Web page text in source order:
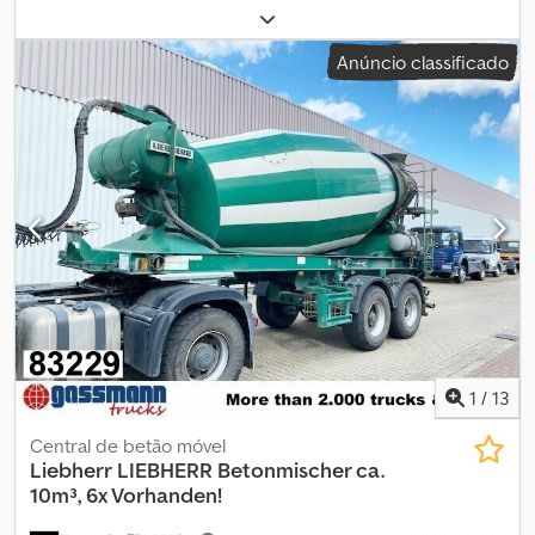
25 400 kg, tamanho do pneu:
425/65R22,5, primeira matrícula:03/2016, suspensão:ar, cabina
, Equipamento:
, Localização do veículo:
Bovenden, 2 eixos, eixos BPW, suspensão pneumática, primeiro
eixo elevável, ABS (sistema antibloqueio de travões), proteção
lateral, suportes. Superestrutura: Betoneira Liebherr tipo HTM
1004, aprox. 10m³, 2x eixos BPW de 10t! Hidráulica compatível para
tomada de força no veículo trator disponível por um custo
adicional! As informações sobre acessórios são fornecidas sem
garantia. Sujeito a alterações, venda prévia e erros! Djdpfxoi Rk
Axs Abljck
Anúncio classificado
1 / 13
Central de betão móvel
Liebherr LIEBHERR Betonmischer ca.
10m³, 6x Vorhanden!